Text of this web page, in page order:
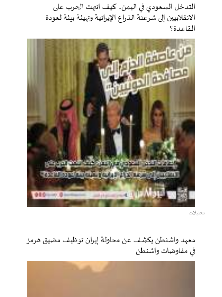
التدخل السعودي في اليمن.. كيف انتهت الحرب على
الانقلابيين إلى شرعنة الذراع الإيرانية وتهيئة بيئة لعودة
القاعدة؟
تحليلات
معهد واشنطن يكشف عن محاولة إيران توظيف مضيق هرمز
في مفاوضات واشنطن